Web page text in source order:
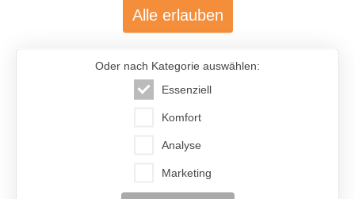
477.200
mit über 12.400 aktiven Anzeigen
Alle erlauben
Oder nach Kategorie auswählen:
Essenziell
Komfort
Analyse
Marketing